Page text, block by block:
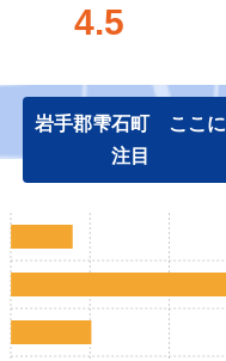
4.5
岩手郡雫石町 ここに
注目